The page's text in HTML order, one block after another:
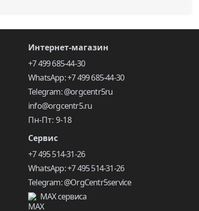
Интернет-магазин
+7 499 685-44-30
WhatsApp: +7 499 685-44-30
Telegram: @orgcentr5ru
info@orgcentr5.ru
Пн-Пт: 9-18
Сервис
+7 495 514-31-26
WhatsApp: +7 495 514-31-26
Telegram: @OrgCentr5service
MAX сервиса